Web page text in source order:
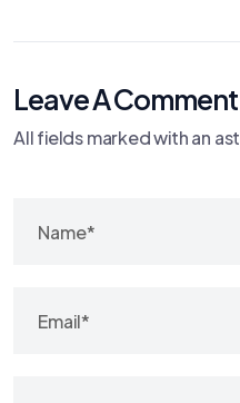
Leave A Comment
All fields marked with an